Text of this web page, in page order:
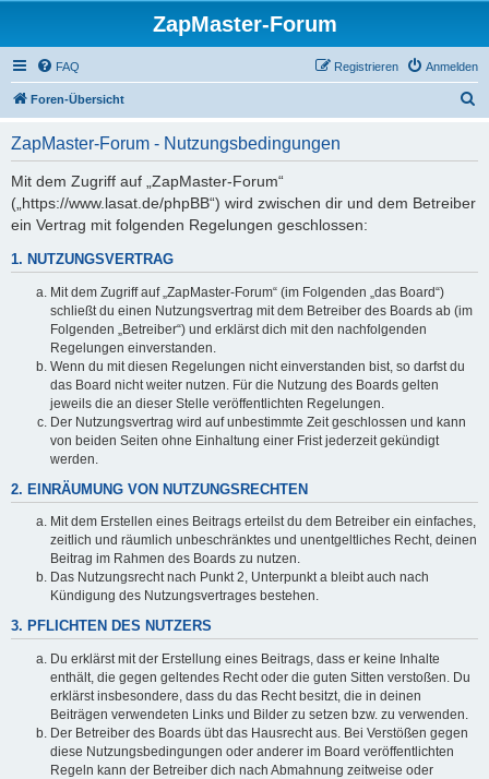
ZapMaster-Forum
FAQ Anmelden
Registrieren
Foren-Übersicht
ZapMaster-Forum - Nutzungsbedingungen
Mit dem Zugriff auf „ZapMaster-Forum“
(„https://www.lasat.de/phpBB“) wird zwischen dir und dem Betreiber
ein Vertrag mit folgenden Regelungen geschlossen:
1. NUTZUNGSVERTRAG
Mit dem Zugriff auf „ZapMaster-Forum“ (im Folgenden „das Board“)
schließt du einen Nutzungsvertrag mit dem Betreiber des Boards ab (im
Folgenden „Betreiber“) und erklärst dich mit den nachfolgenden
Regelungen einverstanden.
Wenn du mit diesen Regelungen nicht einverstanden bist, so darfst du
das Board nicht weiter nutzen. Für die Nutzung des Boards gelten
jeweils die an dieser Stelle veröffentlichten Regelungen.
Der Nutzungsvertrag wird auf unbestimmte Zeit geschlossen und kann
von beiden Seiten ohne Einhaltung einer Frist jederzeit gekündigt
werden.
2. EINRÄUMUNG VON NUTZUNGSRECHTEN
Mit dem Erstellen eines Beitrags erteilst du dem Betreiber ein einfaches,
zeitlich und räumlich unbeschränktes und unentgeltliches Recht, deinen
Beitrag im Rahmen des Boards zu nutzen.
Das Nutzungsrecht nach Punkt 2, Unterpunkt a bleibt auch nach
Kündigung des Nutzungsvertrages bestehen.
3. PFLICHTEN DES NUTZERS
Du erklärst mit der Erstellung eines Beitrags, dass er keine Inhalte
enthält, die gegen geltendes Recht oder die guten Sitten verstoßen. Du
erklärst insbesondere, dass du das Recht besitzt, die in deinen
Beiträgen verwendeten Links und Bilder zu setzen bzw. zu verwenden.
Der Betreiber des Boards übt das Hausrecht aus. Bei Verstößen gegen
diese Nutzungsbedingungen oder anderer im Board veröffentlichten
Regeln kann der Betreiber dich nach Abmahnung zeitweise oder